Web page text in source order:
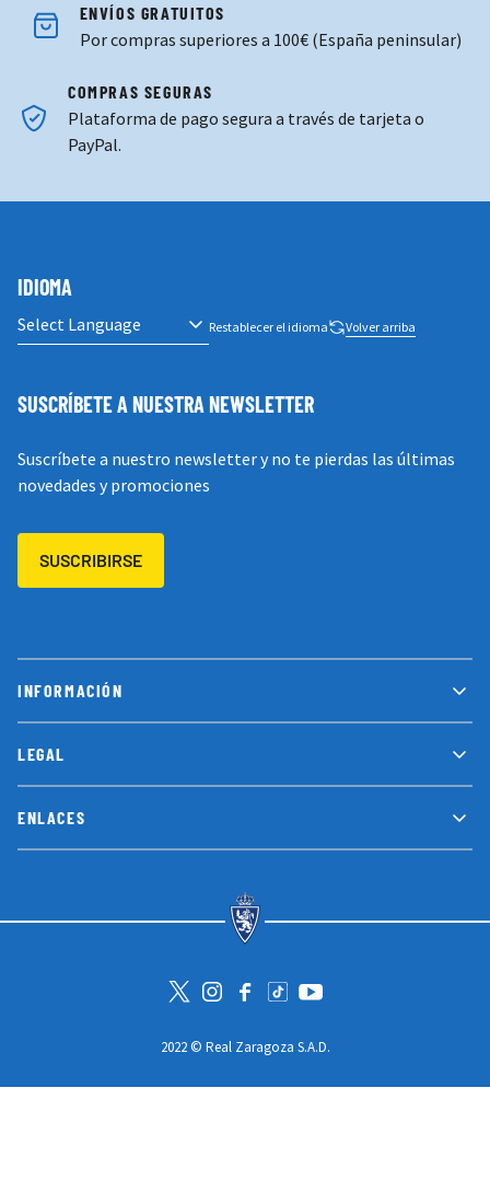
ENVÍOS GRATUITOS
Por compras superiores a 100€ (España peninsular)
COMPRAS SEGURAS
Plataforma de pago segura a través de tarjeta o
PayPal.
INFORMACIÓN
LEGAL
ENLACES
IDIOMA
Restablecer el idioma Volver arriba
SUSCRÍBETE A NUESTRA NEWSLETTER
Suscríbete a nuestro newsletter y no te pierdas las últimas
novedades y promociones
SUSCRIBIRSE
2022 © Real Zaragoza S.A.D.